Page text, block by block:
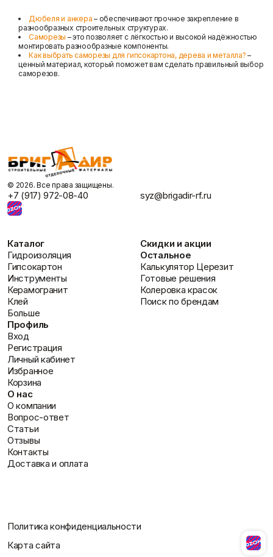
Дюбеля и анкера – обеспечивают прочное закрепление в
разнообразных строительных структурах.
Саморезы – это позволяет с лёгкостью и высокой надёжностью
монтировать разнообразные компоненты.
Как выбрать саморезы для гипсокартона, дерева и металла? –
ценный материал, который поможет вам сделать правильный выбор
саморезов.
©️ 2026. Все права защищены.
+7 (917) 972-08-40 syz@brigadir-rf.ru
Каталог
Гидроизоляция
Гипсокартон
Инструменты
Керамогранит
Клей
Больше
Профиль
Вход
Регистрация
Личный кабинет
Избранное
Корзина
О нас
О компании
Вопрос-ответ
Статьи
Отзывы
Контакты
Доставка и оплата
Скидки и акции
Остальное
Калькулятор Церезит
Готовые решения
Колеровка красок
Поиск по брендам
Политика конфиденциальности
Карта сайта